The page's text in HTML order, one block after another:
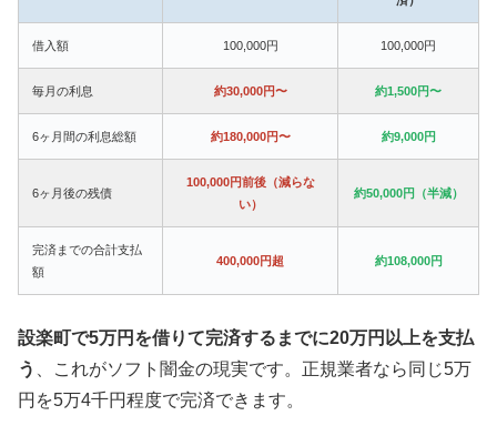
借入額 100,000円 100,000円
毎月の利息 約30,000円〜 約1,500円〜
6ヶ月間の利息総額 約180,000円〜 約9,000円
6ヶ月後の残債
100,000円前後（減らな
い）
約50,000円（半減）
完済までの合計支払
額
400,000円超 約108,000円
設楽町で5万円を借りて完済するまでに20万円以上を支払
う
、これがソフト闇金の現実です。正規業者なら同じ5万
円を5万4千円程度で完済できます。